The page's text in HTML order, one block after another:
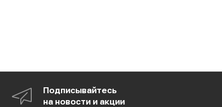
Подписывайтесь
на новости и акции